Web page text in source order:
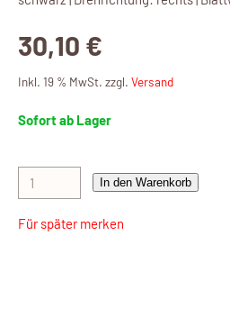
30,10 €
Inkl. 19 % MwSt. zzgl. Versand
Sofort ab Lager
In den Warenkorb
Für später merken